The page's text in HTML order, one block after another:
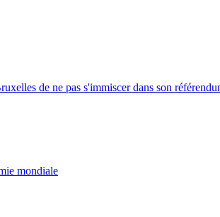
de ne pas s'immiscer dans son
mondiale